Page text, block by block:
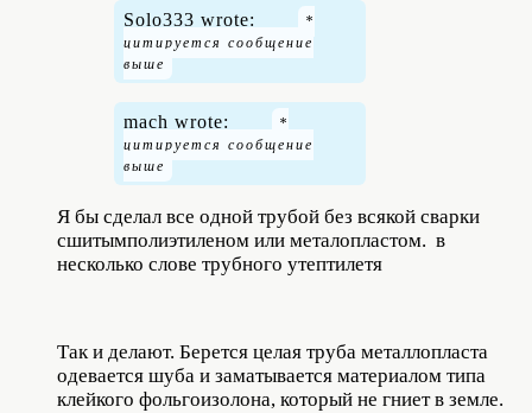
Solo333 wrote:
mach wrote:
Я бы сделал все одной трубой без всякой сварки
сшитымполиэтиленом или металопластом. в
несколько слове трубного утептилетя
Так и делают. Берется целая труба металлопласта
одевается шуба и заматывается материалом типа
клейкого фольгоизолона, который не гниет в земле.